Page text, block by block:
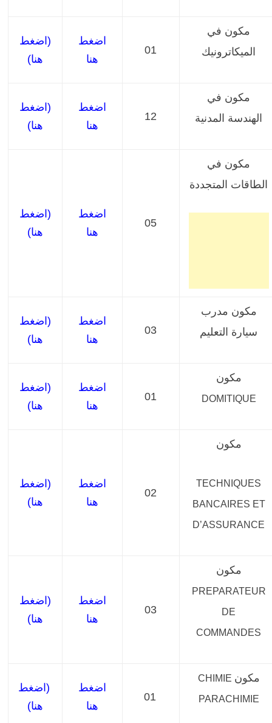
(اضغط
هنا)
اضغط
هنا
01
مكون في
الميكاترونيك
(اضغط
هنا)
اضغط
هنا
12
مكون في
الهندسة المدنية
(اضغط
هنا)
اضغط
هنا
05
مكون في
الطاقات المتجددة
(اضغط
هنا)
اضغط
هنا
03
مكون مدرب
سيارة التعليم
(اضغط
هنا)
اضغط
هنا
01
مكون
DOMITIQUE
(اضغط
هنا)
اضغط
هنا
02
مكون
TECHNIQUES
BANCAIRES ET
D’ASSURANCE
(اضغط
هنا)
اضغط
هنا
03
مكون
PREPARATEUR
DE
COMMANDES
(اضغط
هنا)
اضغط
هنا
01
مكون CHIMIE
PARACHIMIE